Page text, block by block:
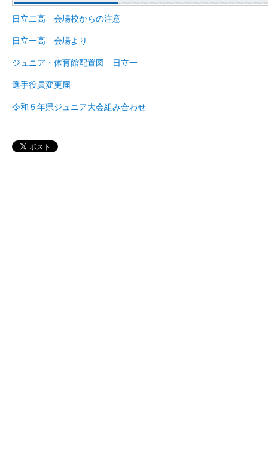
日立二高 会場校からの注意
日立一高 会場より
ジュニア・体育館配置図 日立一
選手役員変更届
令和５年県ジュニア大会組み合わせ